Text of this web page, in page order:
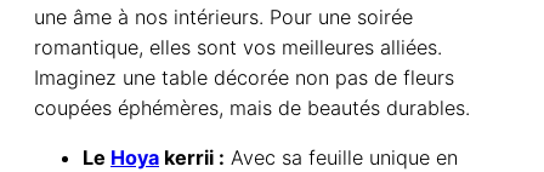
une âme à nos intérieurs. Pour une soirée
romantique, elles sont vos meilleures alliées.
Imaginez une table décorée non pas de fleurs
coupées éphémères, mais de beautés durables.
Le Hoya kerrii : Avec sa feuille unique en